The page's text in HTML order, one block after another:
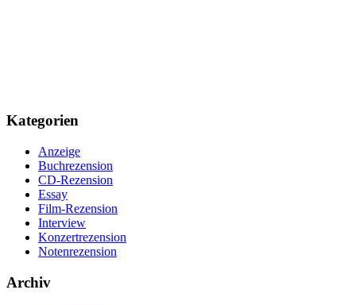
Kategorien
Anzeige
Buchrezension
CD-Rezension
Essay
Film-Rezension
Interview
Konzertrezension
Notenrezension
Archiv